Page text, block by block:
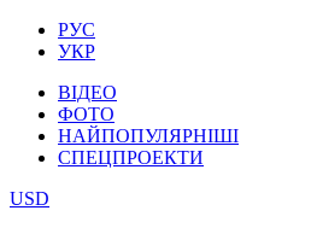
РУС
УКР
ВІДЕО
ФОТО
НАЙПОПУЛЯРНІШІ
СПЕЦПРОЕКТИ
USD